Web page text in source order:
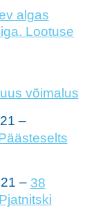
algas
Lootuse
võimalus
–
– 38